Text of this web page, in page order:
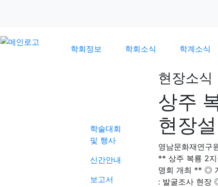
학회정보 학회소식 학계소식
학술대회
및 행사
신간안내
보고서
현장소식
상주
현장
영남문화재연구
** 상주 복룡 2
명회 개최 ** ◎
: 발굴조사 현장